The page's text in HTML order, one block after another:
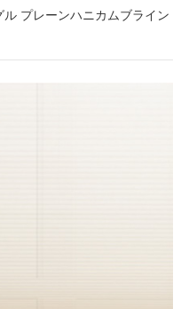
ル プレーンハニカムブライン